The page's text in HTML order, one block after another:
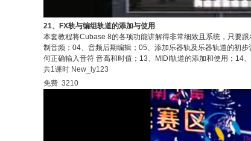
21、FX轨与编组轨道的添加与使用
本套教程将Cubase 8的各项功能讲解得非常细致且系统，只要
制音频；04、音频后期编辑；05、添加乐器轨及乐器轨道的初
何正确输入音符 音高和时值；13、MIDI轨道的添加和使用；14
共1课时 New_ly123
免费 3210